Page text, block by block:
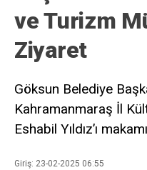
ve Turizm
Ziyaret
Göksun Belediye
Kahramanmaraş İl
Eshabil Yıldız’ı
Giriş: 23-02-2025 06:55